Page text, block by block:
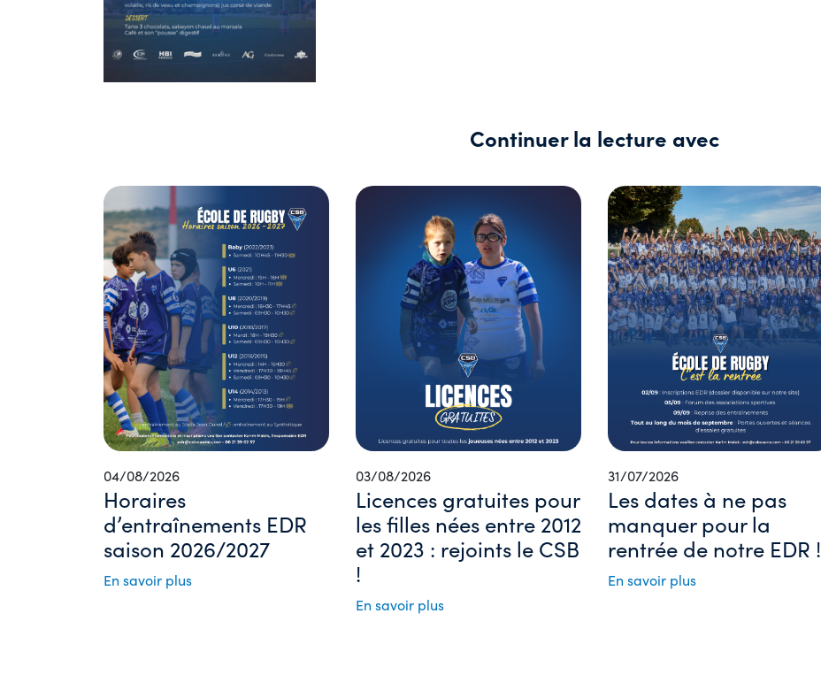
Continuer la lecture avec
04/08/2026
Horaires
d’entraînements EDR
saison 2026/2027
En savoir plus
03/08/2026
Licences gratuites pour
les filles nées entre 2012
et 2023 : rejoints le CSB
!
En savoir plus
31/07/2026
Les dates à ne pas
manquer pour la
rentrée de notre EDR !
En savoir plus